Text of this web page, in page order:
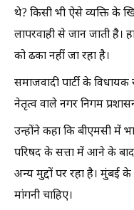
थे? किसी भी ऐसे व्यक्ति के
लापरवाही से जान जाती है।
को ढका नहीं जा रहा है।
समाजवादी पार्टी के
नेतृत्व वाले नगर निगम
उन्होंने कहा कि बीएमसी में
परिषद के सत्ता में आने के
अन्य मुद्दों पर रहा है। मुंबई
मांगनी चाहिए।